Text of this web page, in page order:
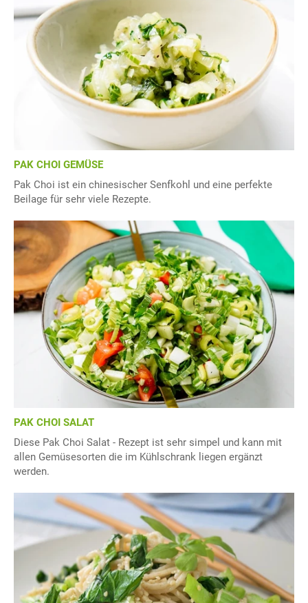
PAK CHOI GEMÜSE
Pak Choi ist ein chinesischer Senfkohl und eine perfekte
Beilage für sehr viele Rezepte.
PAK CHOI SALAT
Diese Pak Choi Salat - Rezept ist sehr simpel und kann mit
allen Gemüsesorten die im Kühlschrank liegen ergänzt
werden.